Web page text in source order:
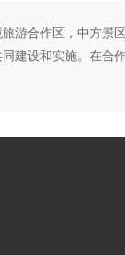
游合作区，中方景
建设和实施。在合